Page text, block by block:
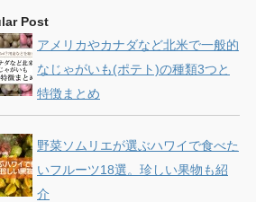
Post
アメリカやカナダなど北米で一般的
なじゃがいも(ポテト)の種類3つと
特徴まとめ
野菜ソムリエが選ぶハワイで食べた
いフルーツ18選。珍しい果物も紹
介